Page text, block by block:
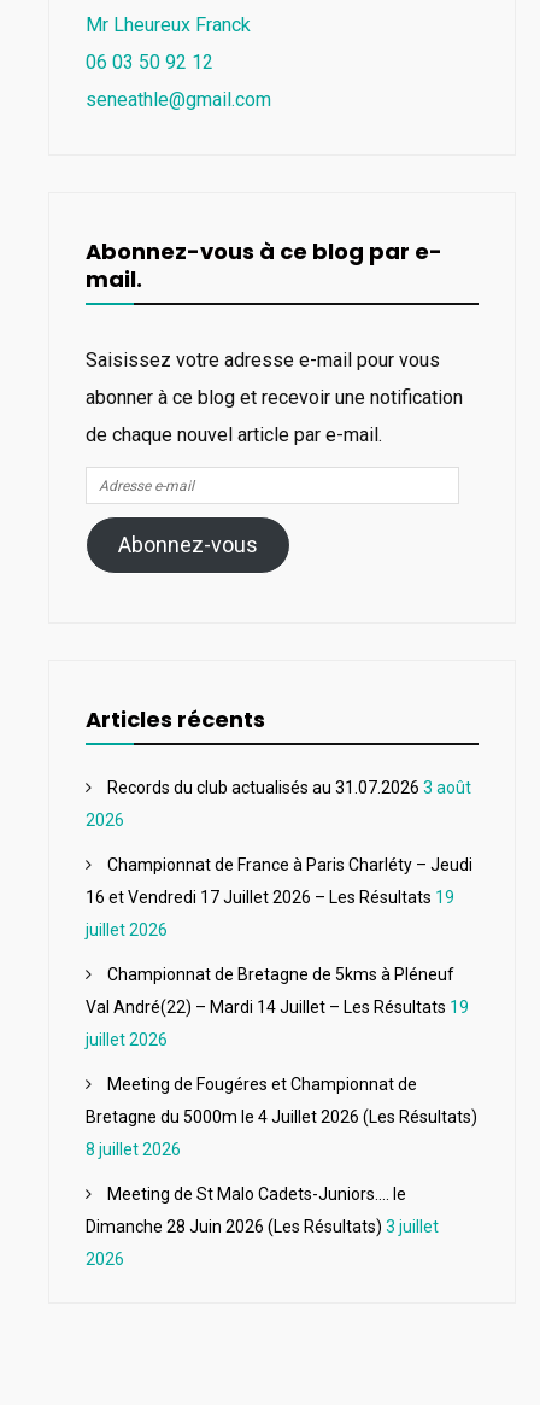
Mr Lheureux Franck
06 03 50 92 12
seneathle@gmail.com
Abonnez-vous à ce blog par e-
mail.
Saisissez votre adresse e-mail pour vous
abonner à ce blog et recevoir une notification
de chaque nouvel article par e-mail.
Adresse
e-
mail
Abonnez-vous
Articles récents
Records du club actualisés au 31.07.2026 3 août
2026
Championnat de France à Paris Charléty – Jeudi
16 et Vendredi 17 Juillet 2026 – Les Résultats 19
juillet 2026
Championnat de Bretagne de 5kms à Pléneuf
Val André(22) – Mardi 14 Juillet – Les Résultats 19
juillet 2026
Meeting de Fougéres et Championnat de
Bretagne du 5000m le 4 Juillet 2026 (Les Résultats)
8 juillet 2026
Meeting de St Malo Cadets-Juniors…. le
Dimanche 28 Juin 2026 (Les Résultats) 3 juillet
2026